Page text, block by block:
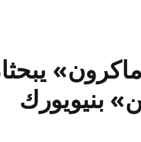
بنيويورك